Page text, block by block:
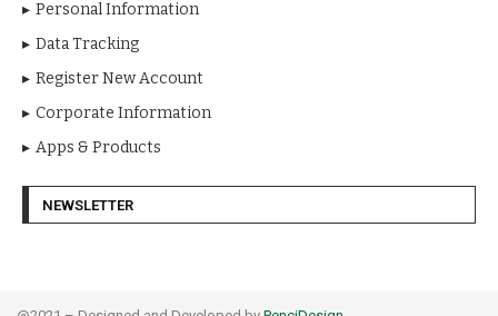
Personal Information
Data Tracking
Register New Account
Corporate Information
Apps & Products
NEWSLETTER